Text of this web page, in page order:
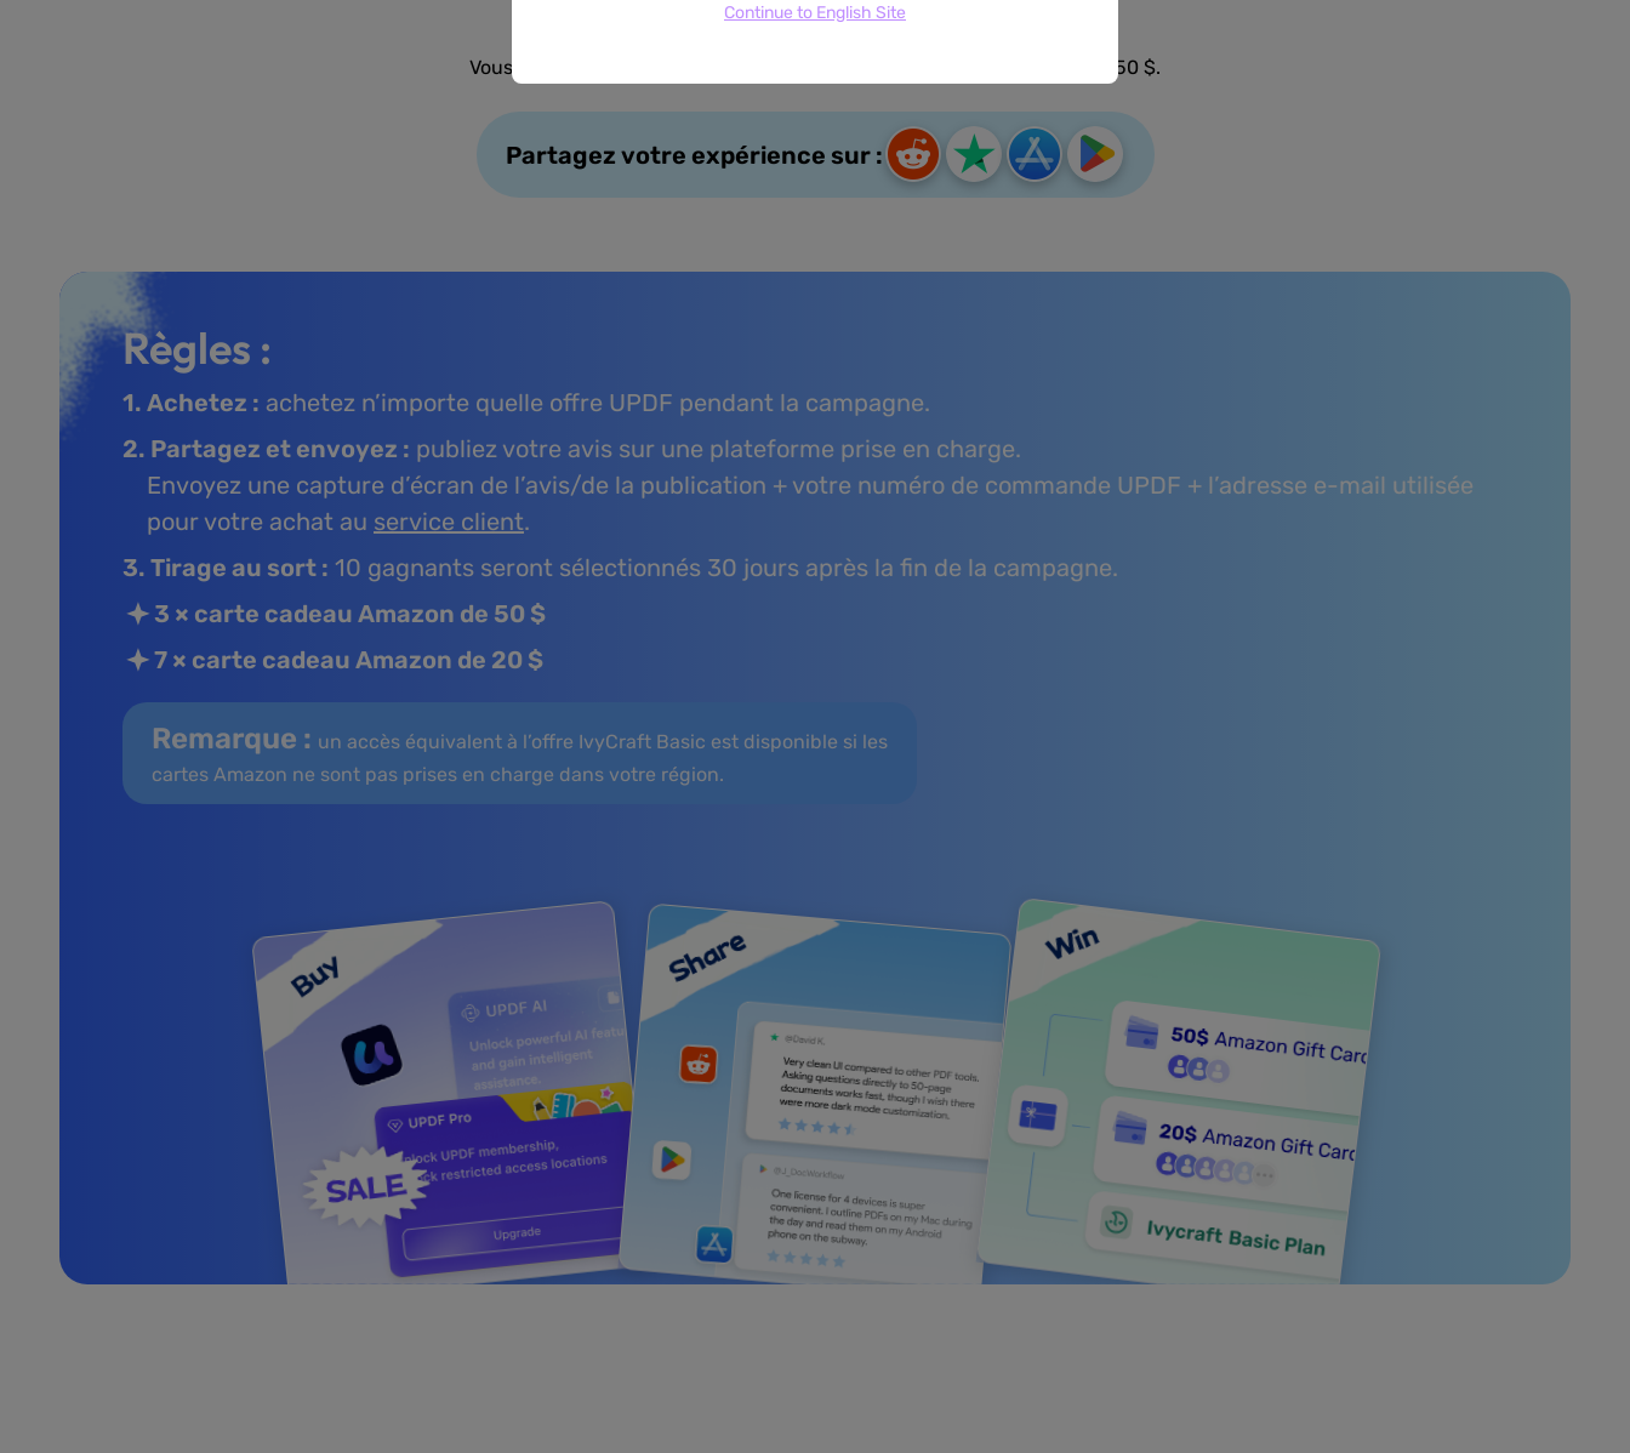
Continue to English Site
Vous avez acheté UPDF ? Partagez votre expérience et gagnez jusqu’à 50 $.
Partagez votre expérience sur :
Règles :
1. Achetez : achetez n’importe quelle offre UPDF pendant la campagne.
2. Partagez et envoyez : publiez votre avis sur une plateforme prise en charge.
Envoyez une capture d’écran de l’avis/de la publication + votre numéro de commande UPDF + l’adresse e-mail utilisée
pour votre achat au service client.
3. Tirage au sort : 10 gagnants seront sélectionnés 30 jours après la fin de la campagne.
3 × carte cadeau Amazon de 50 $
7 × carte cadeau Amazon de 20 $
Remarque : un accès équivalent à l’offre IvyCraft Basic est disponible si les
cartes Amazon ne sont pas prises en charge dans votre région.